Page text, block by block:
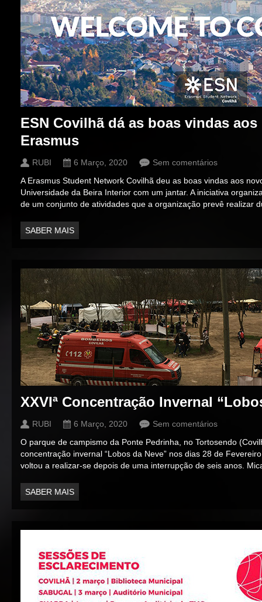
ESN Covilhã dá as boas vindas
Erasmus
RUBI 6 Março, 2020
Sem comentários
A Erasmus Student Network Covilhã deu as boas vindas aos
Universidade da Beira Interior com um jantar. A iniciativa
de um conjunto de atividades que a organização prevê realizar
SABER MAIS
XXVIª Concentração Invernal
RUBI 6 Março, 2020
Sem comentários
O parque de campismo da Ponte Pedrinha, no Tortosendo
concentração invernal “Lobos da Neve” nos dias 28 de
voltou a realizar-se depois de uma interrupção de seis anos.
SABER MAIS